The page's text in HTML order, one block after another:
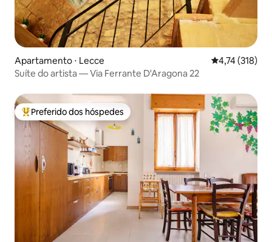
Apartamento ⋅ Lecce 4,74 de uma
4,74 (318)
Suíte do artista — Via Ferrante D'Aragona 22
Entre os melhores preferidos dos hóspedes
Preferido dos hóspedes